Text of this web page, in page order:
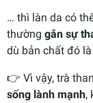
… thì làn da có
thường gắn sự
dù bản chất đó
👉 Vì vậy, trà
sống lành mạnh,